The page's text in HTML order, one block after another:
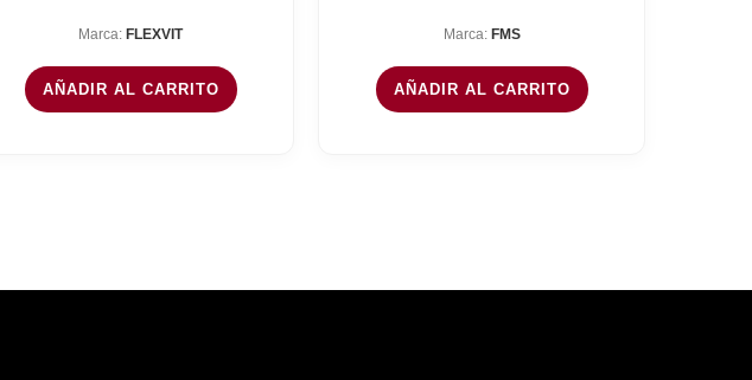
Marca:FLEXVIT
AÑADIR AL CARRITO
Marca: FMS
AÑADIR AL CARRITO